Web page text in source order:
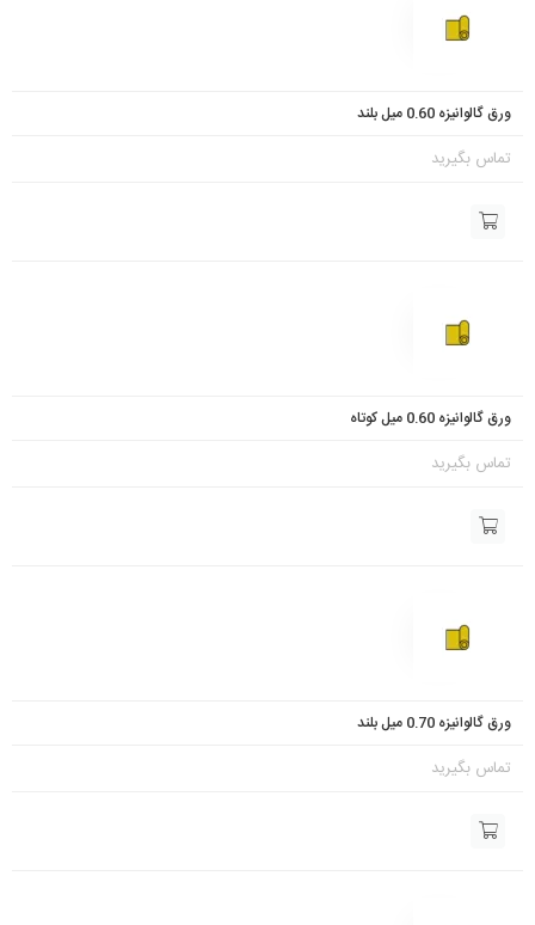
ورق گالوانیزه 0.60 میل بلند
تماس بگیرید
ورق گالوانیزه 0.60 میل کوتاه
تماس بگیرید
ورق گالوانیزه 0.70 میل بلند
تماس بگیرید